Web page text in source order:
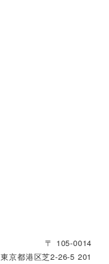
〒 105-0014
東京都港区芝2‐26‐5 201